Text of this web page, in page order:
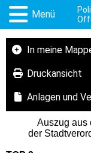
Menü
In meine
Druckansicht
Anlagen und
Auszug aus
der